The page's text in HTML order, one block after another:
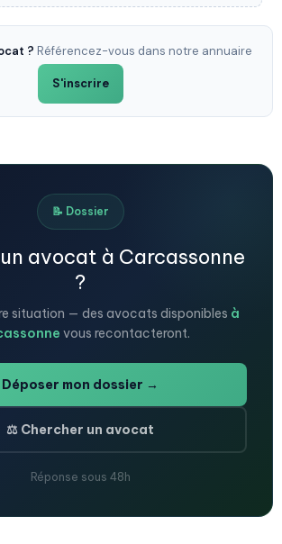
? Référencez-vous dans notre annuaire
S'inscrire
📝 Dossier
avocat à Carcassonne
?
situation — des avocats disponibles à
vous recontacteront.
Déposer mon dossier →
⚖️ Chercher un avocat
Réponse sous 48h